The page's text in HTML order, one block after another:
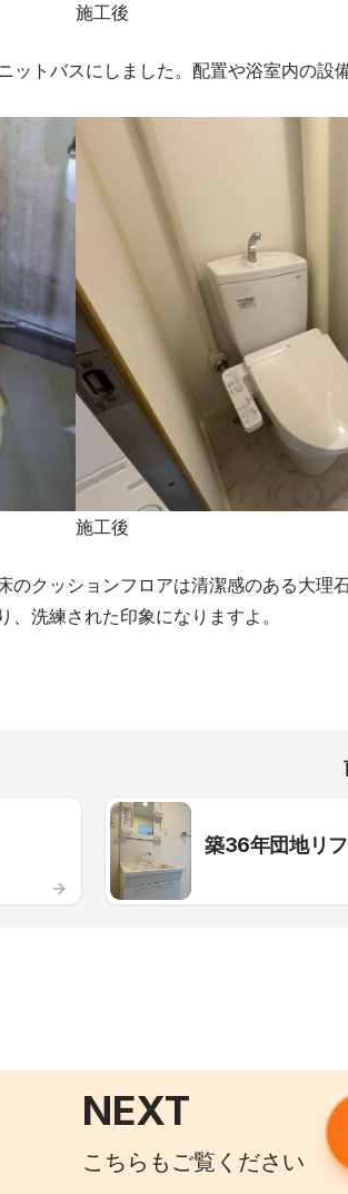
施工後
トバスにしました。配置や浴室内の設
施工後
のクッションフロアは清潔感のある大理
洗練された印象になりますよ。
築36年団地リフ
NEXT
こちらもご覧ください